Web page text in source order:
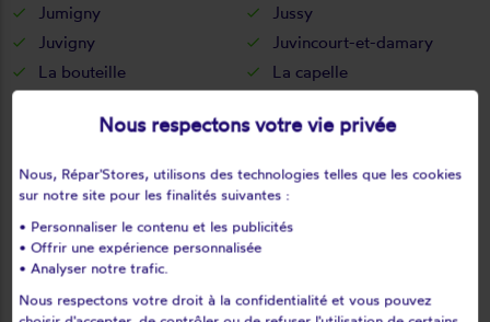
Jumigny
Jussy
Juvigny
Juvincourt-et-damary
La bouteille
La capelle
La chapelle-sur-chézy
La croix-sur-ourcq
La ferté-milon
La hérie
La malmaison
La neuville-bosmont
La neuville-en-beine
La neuville-lès-dorengt
La vallée-mulâtre
La ville-aux-bois-lès-dizy
Nous respectons votre vie privée
Nous, Répar'Stores, utilisons des technologies telles que les cookies
sur notre site pour les finalités suivantes :
• Personnaliser le contenu et les publicités
• Offrir une expérience personnalisée
• Analyser notre trafic.
Nous respectons votre droit à la confidentialité et vous pouvez